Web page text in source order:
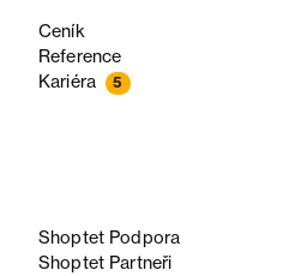
Ceník
Reference
Kariéra 5
Shoptet Podpora
Shoptet Partneři